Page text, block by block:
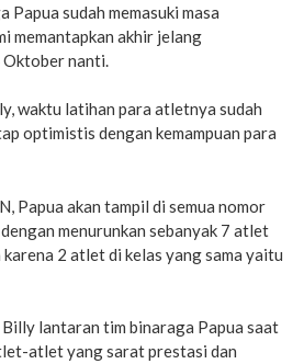
sudah memasuki masa
memantapkan akhir jelang
nanti.
waktu latihan para atletnya sudah
optimistis dengan kemampuan para
Papua akan tampil di semua nomor
menurunkan sebanyak 7 atlet
2 atlet di kelas yang sama yaitu
lantaran tim binaraga Papua saat
atlet yang sarat prestasi dan